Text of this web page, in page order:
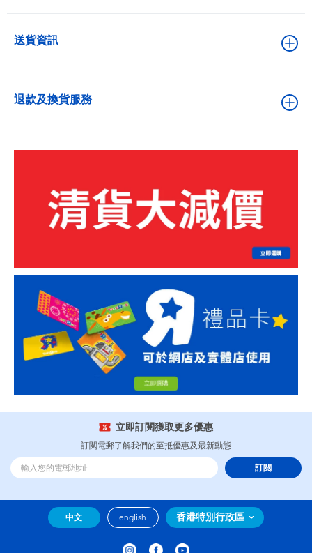
送貨資訊
退款及換貨服務
立即訂閲獲取更多優惠
訂閲電郵了解我們的至抵優惠及最新動態
訂閲
中文 english 香港特別行政區